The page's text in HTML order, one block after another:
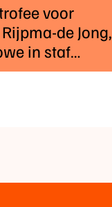
voor
de Jong,
in staf
bond